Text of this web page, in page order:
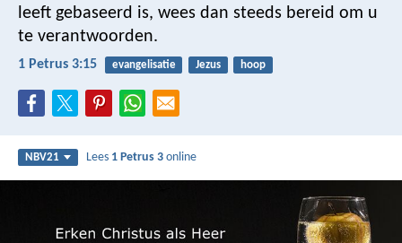
leeft gebaseerd is, wees dan steeds bereid om u
te verantwoorden.
1 Petrus 3:15 evangelisatie Jezus hoop
NBV21 Lees 1 Petrus 3 online